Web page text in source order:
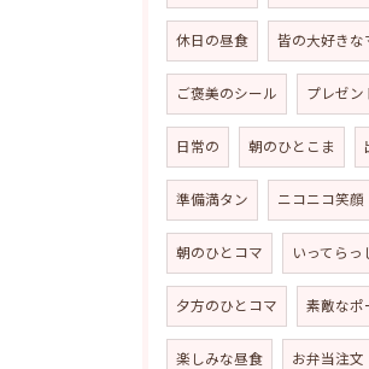
休日の昼食 皆の大好きな
ご褒美のシール プレゼン
日常の 朝のひとこま
準備満タン ニコニコ笑顔
朝のひとコマ いってらっ
夕方のひとコマ 素敵なポ
楽しみな昼食 お弁当注文